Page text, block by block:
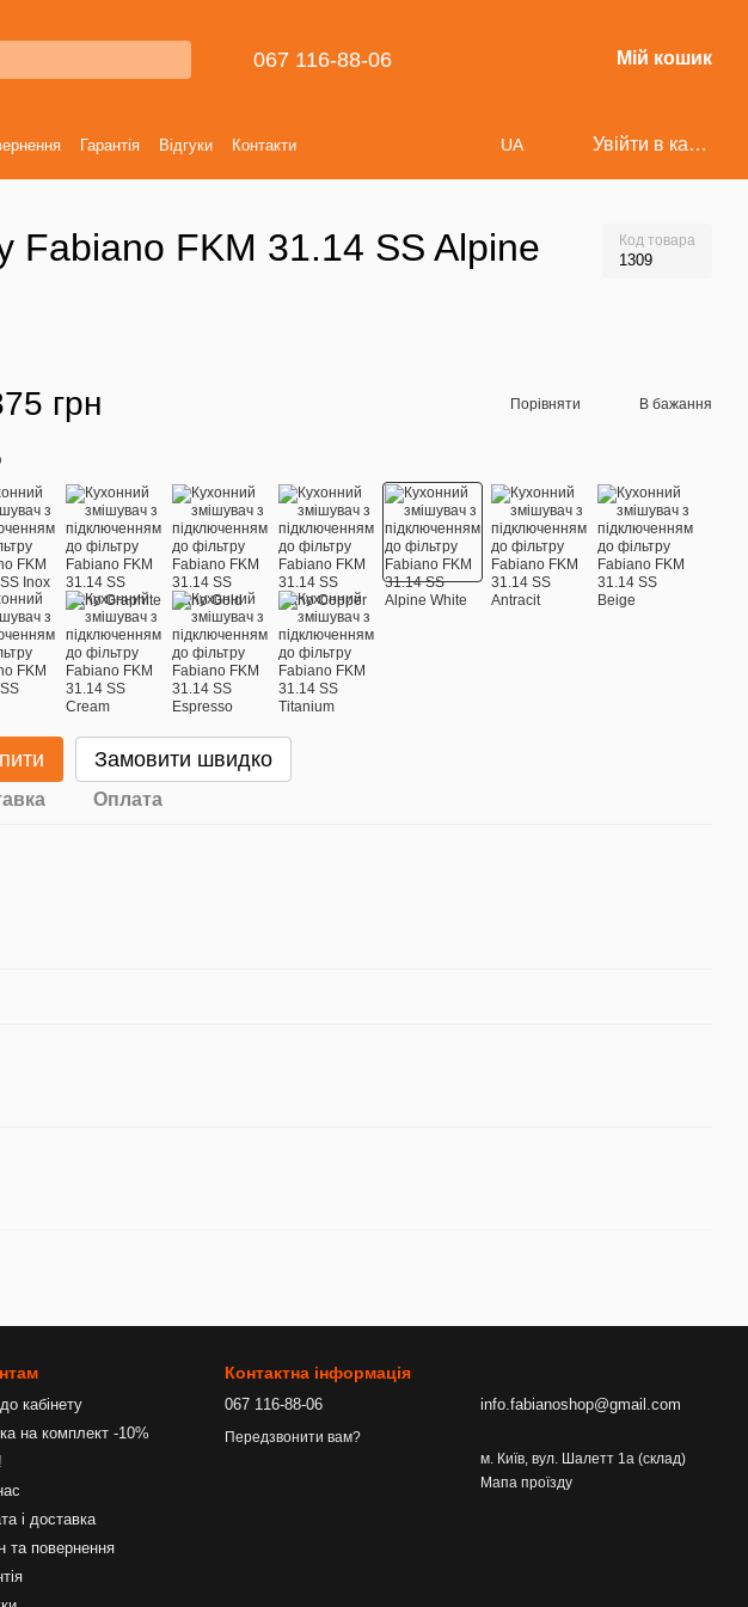
067 116-88-06 Мій кошик
Гарантія Відгуки Контакти UA Увійти в кабінет
Fabiano FKM 31.14 SS Alpine
Код товара
1309
грн Порівняти В бажання
Замовити швидко
Оплата
кабінету
на комплект -10%
і доставка
та повернення
Контактна інформація
067 116-88-06
Передзвонити вам?
info.fabianoshop@gmail.com
м. Київ, вул. Шалетт 1а (склад)
Мапа проїзду